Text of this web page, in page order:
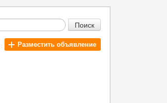
Поиск
Разместить объявление